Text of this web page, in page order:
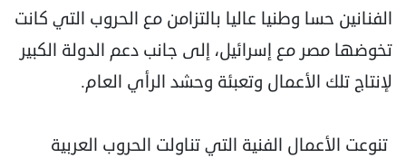
الفنانين حسا وطنيا عاليا بالتزامن مع الحروب التي كانت
تخوضها مصر مع إسرائيل، إلى جانب دعم الدولة الكبير
لإنتاج تلك الأعمال وتعبئة وحشد الرأي العام.
تنوعت الأعمال الفنية التي تناولت الحروب العربية